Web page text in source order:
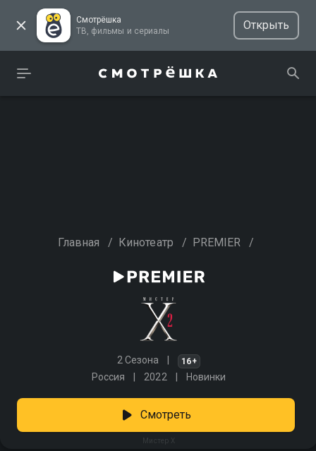
Смотрёшка
ТВ, фильмы и сериалы
Открыть
Главная / Кинотеатр / PREMIER /
2 Сезона 16+
Россия 2022 Новинки
Мистер X
Смотреть